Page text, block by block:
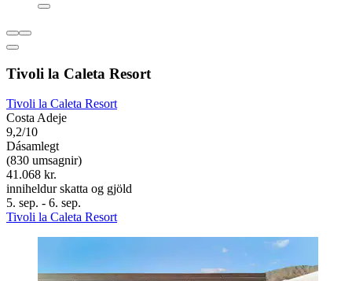
Tivoli la Caleta Resort
Tivoli la Caleta Resort
Costa Adeje
9,2/10
Dásamlegt
(830 umsagnir)
41.068 kr.
inniheldur skatta og gjöld
5. sep. - 6. sep.
Tivoli la Caleta Resort